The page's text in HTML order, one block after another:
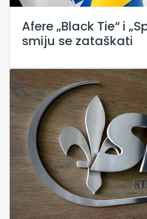
Afere „Black Tie“ i
smiju se zataškati